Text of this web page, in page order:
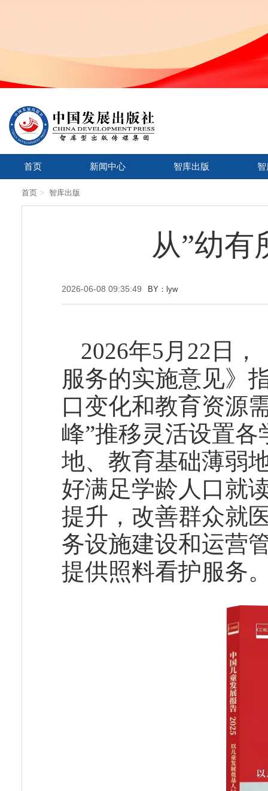
首页 新闻中心 智库出版
首页 > 智库出版
从”幼有
2026-06-08 09:35:49 BY：lyw
2026年5月22日
服务的实施意见》
口变化和教育资源
峰”推移灵活设置
地、教育基础薄弱
好满足学龄人口就
提升，改善群众就
务设施建设和运营
提供照料看护服务